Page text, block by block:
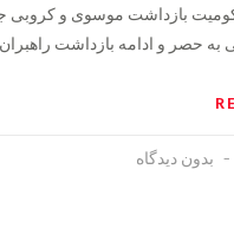
بازداشت موسوی و کروبی
به حصر و ادامه بازداشت راهبران
بدون دیدگاه